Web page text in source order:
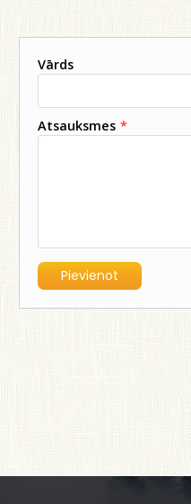
Vārds
Atsauksmes *